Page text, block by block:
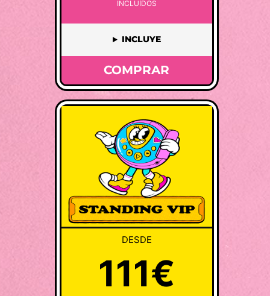
INCLUÍDOS
INCLUYE
COMPRAR
DESDE
111€